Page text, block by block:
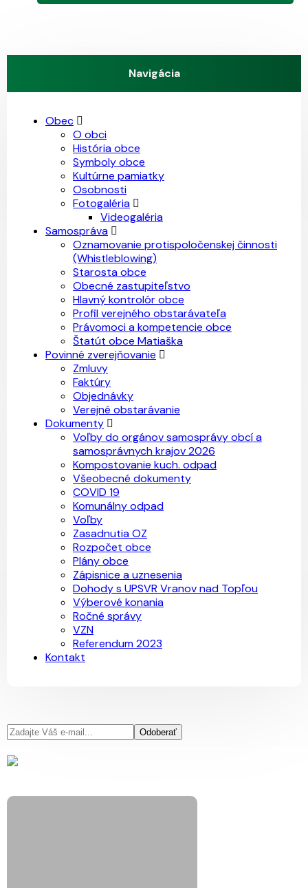
Navigácia
Obec
O obci
História obce
Symboly obce
Kultúrne pamiatky
Osobnosti
Fotogaléria
Videogaléria
Samospráva
Oznamovanie protispoločenskej činnosti
(Whistleblowing)
Starosta obce
Obecné zastupiteľstvo
Hlavný kontrolór obce
Profil verejného obstarávateľa
Právomoci a kompetencie obce
Štatút obce Matiaška
Povinné zverejňovanie
Zmluvy
Faktúry
Objednávky
Verejné obstarávanie
Dokumenty
Voľby do orgánov samosprávy obcí a
samosprávnych krajov 2026
Kompostovanie kuch. odpad
Všeobecné dokumenty
COVID 19
Komunálny odpad
Voľby
Zasadnutia OZ
Rozpočet obce
Plány obce
Zápisnice a uznesenia
Dohody s UPSVR Vranov nad Topľou
Výberové konania
Ročné správy
VZN
Referendum 2023
Kontakt
Odoberať